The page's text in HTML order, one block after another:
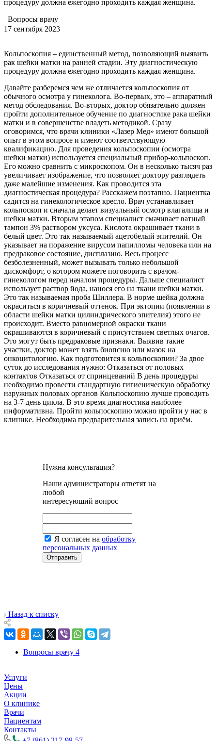
процедуру должна ежегодно проходить каждая женщина.
Вопросы врачу
17 сентября 2023
Кольпоскопия – единственный метод, позволяющий выявить
рак шейки матки на ранней стадии. Эту диагностическую
процедуру должна ежегодно проходить каждая женщина.
Давайте разберемся чем же отличается кольпоскопия от
обычного осмотра у гинеколога. Во-первых, это – аппаратный
метод обследования. Во-вторых, доктор обязательно должен
пройти дополнительное обучение по диагностике рака шейки
матки и в совершенстве владеть методикой. Сразу
оговоримся, что врачи клиники «Лазер Мед» имеют большой
опыт в этом вопросе и имеют соответствующую
квалификацию. Для проведения кольпоскопии (осмотра
шейки матки) используется специальный прибор-кольпоскоп.
Его можно сравнить с микроскопом. Он в несколько тысяч раз
увеличивает изображение, что позволяет доктору разглядеть
даже малейшие изменения. Как проводится эта
диагностическая процедура? Расскажем поэтапно. Пациентка
садится на гинекологическое кресло. Врач устанавливает
кольпоскоп и сначала делает визуальный осмотр влагалища и
шейки матки. Вторым этапом специалист смачивает ватный
тампон 3% раствором уксуса. Кислота окрашивает ткани в
белый цвет. Это так называемый ацетобелый эпителий. Он
указывает на поражение вирусом папилломы человека или на
предраковое состояние, дисплазию. Весь процесс
безболезненный, может вызывать только небольшой
дискомфорт, о котором можете поговорить с врачом-
гинекологом перед началом процедуры. Дальше специалист
использует раствор йода, нанося его на ткани шейки матки.
Это так называемая проба Шиллера. В норме шейка должна
окраситься в коричневый оттенок. При эктопии (появлении в
области шейки матки цилиндрического эпителия) этого не
происходит. Вместо равномерной окраски ткани
окрашиваются в коричневый с присутствием светлых очагов.
Это могут быть предраковые признаки. Выявив такие
участки, доктор может взять биопсию или мазок на
онкоцитологию. Как подготовится к кольпоскопии? За двое
суток до исследования нужно: Отказаться от половых
контактов Отказаться от спринцеваний В день процедуры
необходимо провести стандартную гигиеническую обработку
наружных половых органов Кольпоскопию лучше проводить
на 3-7 день цикла. В это время диагностика наиболее
информативна. Пройти кольпоскопию можно пройти у нас в
клинике. Необходима предварительная запись на приём.
Нужна консультация?
Наши администраторы ответят на
любой
интересующий вопрос
Я согласен на обработку
персональных данных
Отправить
Назад к списку
Вопросы врачу 4
Услуги
Цены
Акции
О клинике
Врачи
Пациентам
Контакты